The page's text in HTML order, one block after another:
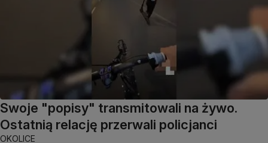
Swoje "popisy" transmitowali na żywo.
Ostatnią relację przerwali policjanci
OKOLICE